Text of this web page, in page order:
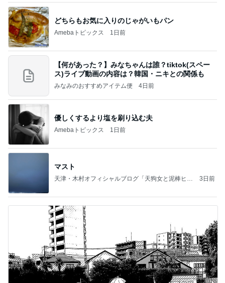
どちらもお気に入りのじゃがいもパン
Amebaトピックス 1日前
【何があった？】みなちゃんは誰？tiktok(スペー
ス)ライブ動画の内容は？韓国・ニキとの関係も
みなみのおすすめアイテム便 4日前
優しくするより塩を刷り込む夫
Amebaトピックス 1日前
マスト
天津・木村オフィシャルブログ「天狗女と泥棒ヒゲ
3日前